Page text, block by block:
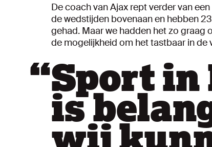
De coach van Ajax rept verder van
de wedstijden bovenaan en hebben
gehad. Maar we hadden het zo graag
de mogelijkheid om het tastbaar in de
“Sport in
is
wij